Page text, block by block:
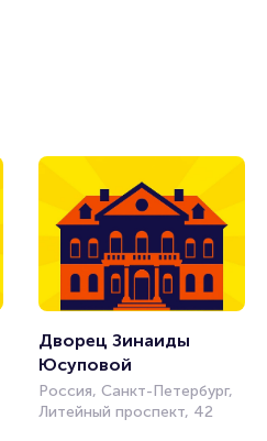
Дворец Зинаиды
Юсуповой
Россия, Санкт-Петербург,
Литейный проспект, 42